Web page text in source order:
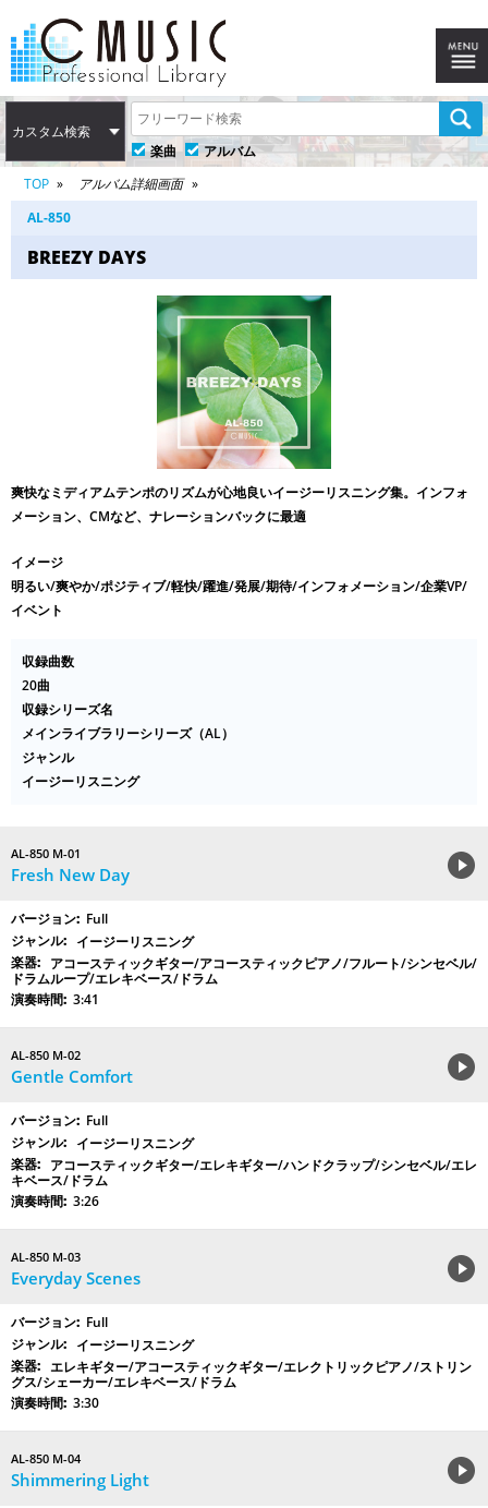
カスタム検索
楽曲
アルバム
TOP
アルバム詳細画面
AL-850
BREEZY DAYS
爽快なミディアムテンポのリズムが心地良いイージーリスニング集。インフォ
メーション、CMなど、ナレーションバックに最適
イメージ
明るい/爽やか/ポジティブ/軽快/躍進/発展/期待/インフォメーション/企業VP/
イベント
収録曲数
20曲
収録シリーズ名
メインライブラリーシリーズ（AL）
ジャンル
イージーリスニング
AL-850 M-01
Fresh New Day
Full
イージーリスニング
アコースティックギター/アコースティックピアノ/フルート/シンセベル/
ドラムループ/エレキベース/ドラム
3:41
AL-850 M-02
Gentle Comfort
Full
イージーリスニング
アコースティックギター/エレキギター/ハンドクラップ/シンセベル/エレ
キベース/ドラム
3:26
AL-850 M-03
Everyday Scenes
Full
イージーリスニング
エレキギター/アコースティックギター/エレクトリックピアノ/ストリン
グス/シェーカー/エレキベース/ドラム
3:30
AL-850 M-04
Shimmering Light